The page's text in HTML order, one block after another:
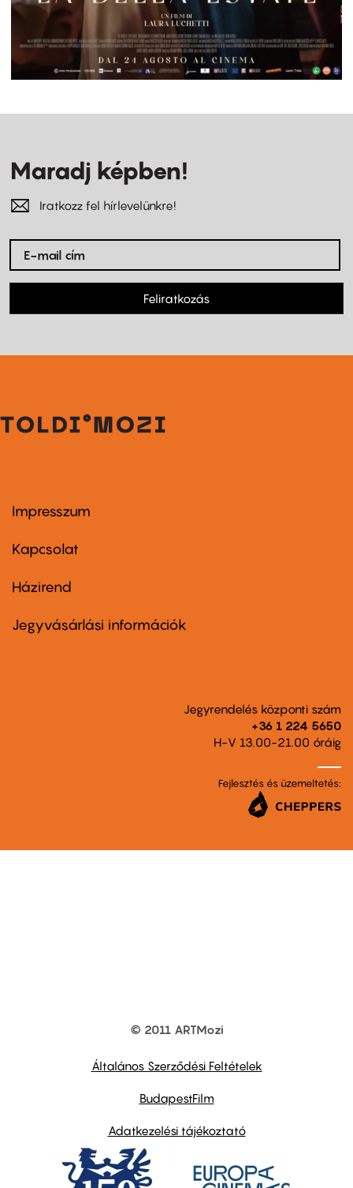
Maradj képben!
Iratkozz fel hírlevelünkre!
Feliratkozás
Footer
first
Impresszum
Kapcsolat
Footer
second
Házirend
Jegyvásárlási információk
Jegyrendelés központi szám
+36 1 224 5650
H-V 13.00-21.00 óráig
Fejlesztés és üzemeltetés:
© 2011 ARTMozi
Általános Szerződési Feltételek
BudapestFilm
Adatkezelési tájékoztató